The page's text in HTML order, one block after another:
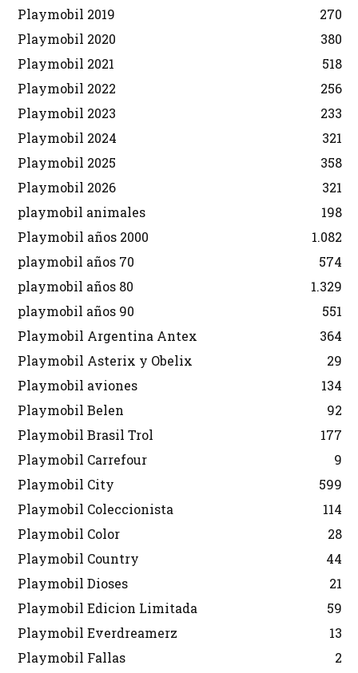
Playmobil 2019
270
Playmobil 2020
380
Playmobil 2021
518
Playmobil 2022
256
Playmobil 2023
233
Playmobil 2024
321
Playmobil 2025
358
Playmobil 2026
321
playmobil animales
198
Playmobil años 2000
1.082
playmobil años 70
574
playmobil años 80
1.329
playmobil años 90
551
Playmobil Argentina Antex
364
Playmobil Asterix y Obelix
29
Playmobil aviones
134
Playmobil Belen
92
Playmobil Brasil Trol
177
Playmobil Carrefour
9
Playmobil City
599
Playmobil Coleccionista
114
Playmobil Color
28
Playmobil Country
44
Playmobil Dioses
21
Playmobil Edicion Limitada
59
Playmobil Everdreamerz
13
Playmobil Fallas
2